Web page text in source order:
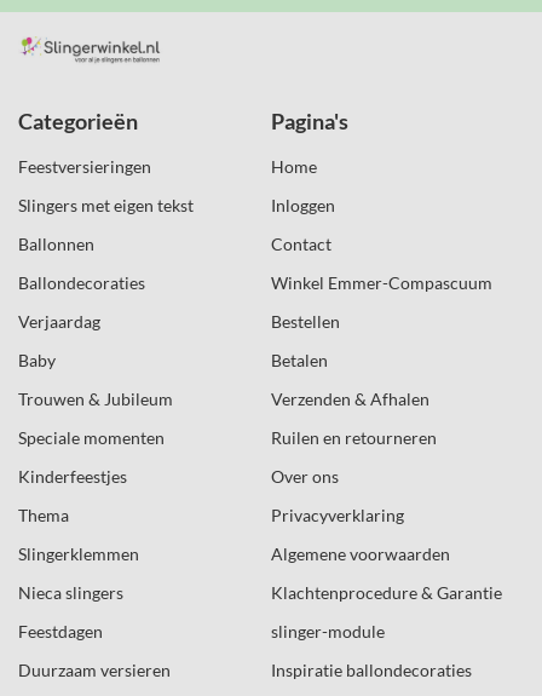
Categorieën
Feestversieringen
Slingers met eigen tekst
Ballonnen
Ballondecoraties
Verjaardag
Baby
Trouwen & Jubileum
Speciale momenten
Kinderfeestjes
Thema
Slingerklemmen
Nieca slingers
Feestdagen
Duurzaam versieren
Pagina's
Home
Inloggen
Contact
Winkel Emmer-Compascuum
Bestellen
Betalen
Verzenden & Afhalen
Ruilen en retourneren
Over ons
Privacyverklaring
Algemene voorwaarden
Klachtenprocedure & Garantie
slinger-module
Inspiratie ballondecoraties